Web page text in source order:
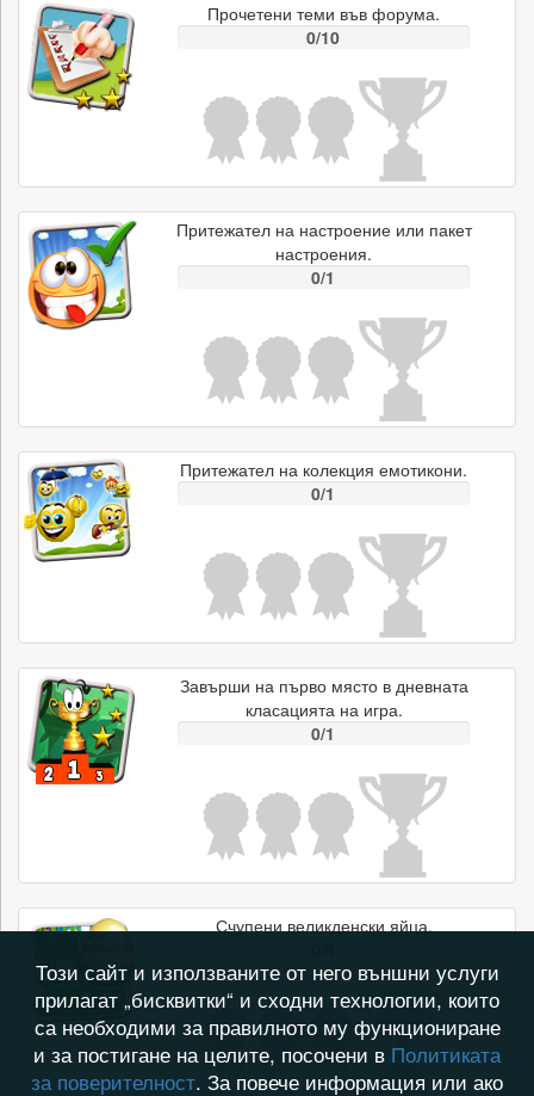
Прочетени теми във форума.
0/10
Притежател на настроение или пакет
настроения.
0/1
Притежател на колекция емотикони.
0/1
Завърши на първо място в дневната
класацията на игра.
0/1
Счупени великденски яйца.
Този сайт и използваните от него външни услуги
прилагат „бисквитки“ и сходни технологии, които
са необходими за правилното му функциониране
и за постигане на целите, посочени в Политиката
за поверителност. За повече информация или ако